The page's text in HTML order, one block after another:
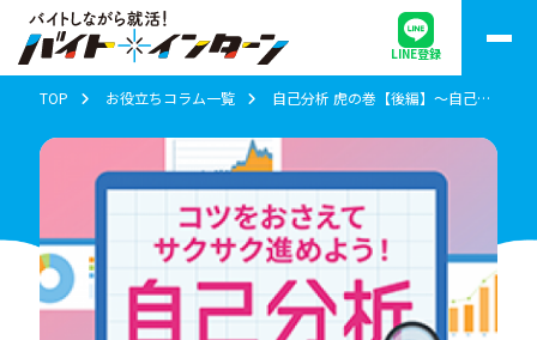
LINE登録
TOP お役立ちコラム一覧 自己分析 虎の巻【後編】～自己分析のやり方～